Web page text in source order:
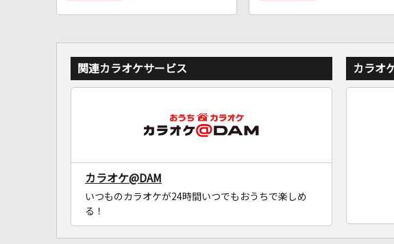
関連カラオケサービス
カラオケ@DAM
いつものカラオケが24時間いつでもおうちで楽しめ
る！
カラオ